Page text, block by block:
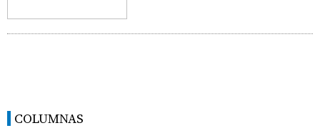
COLUMNAS